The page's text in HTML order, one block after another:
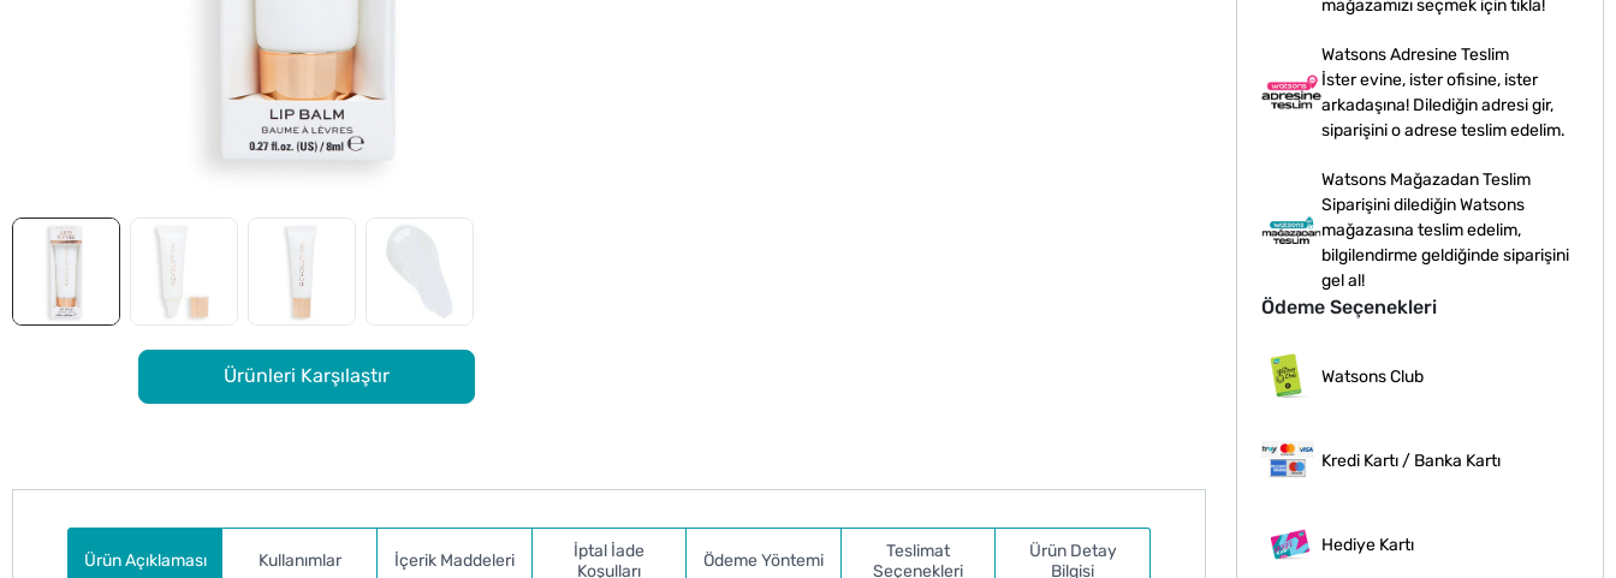
Ürünleri Karşılaştır
mağazamızı seçmek için tıkla!
Watsons Adresine Teslim
İster evine, ister ofisine, ister
arkadaşına! Dilediğin adresi gir,
siparişini o adrese teslim edelim.
Watsons Mağazadan Teslim
Siparişini dilediğin Watsons
mağazasına teslim edelim,
bilgilendirme geldiğinde siparişini
gel al!
Ödeme Seçenekleri
Watsons Club
Kredi Kartı / Banka Kartı
Hediye Kartı
Ürün Açıklaması
Kullanımlar İçerik Maddeleri
İptal İade
Koşulları
Ödeme Yöntemi
Teslimat
Seçenekleri
Ürün Detay
Bilgisi